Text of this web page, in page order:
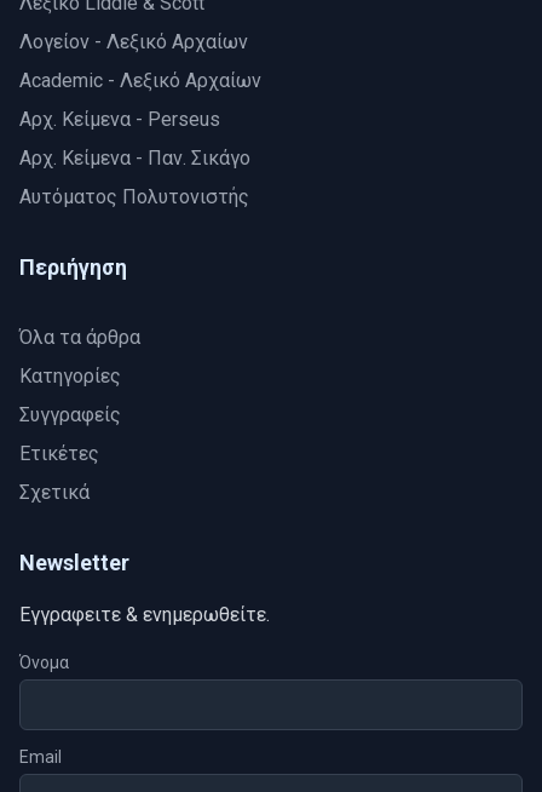
Λογείον - Λεξικό Αρχαίων
Αcademic - Λεξικό Αρχαίων
Aρχ. Κείμενα - Perseus
Αρχ. Κείμενα - Παν. Σικάγο
Αυτόματος Πολυτονιστής
Περιήγηση
Όλα τα άρθρα
Κατηγορίες
Συγγραφείς
Ετικέτες
Σχετικά
Newsletter
Eγγραφειτε & ενημερωθείτε.
Όνομα
Email